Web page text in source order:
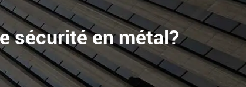
sécurité en métal?